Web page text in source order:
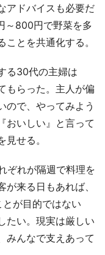
アドバイスも必要だ
～800円で野菜を多
とを共通化する。
る30代の主婦は
もらった。主人が偏
ので、やってみよう
おいしい』と言って
せる。
ぞれが隔週で料理を
来る日もあれば、
が目的ではない
たい。現実は厳しい
みんなで支えあって